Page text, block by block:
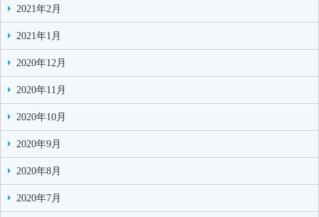
2021年2月
2021年1月
2020年12月
2020年11月
2020年10月
2020年9月
2020年8月
2020年7月